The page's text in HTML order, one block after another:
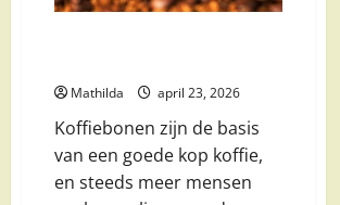
Mathilda april 23, 2026
Koffiebonen zijn de basis
van een goede kop koffie,
en steeds meer mensen